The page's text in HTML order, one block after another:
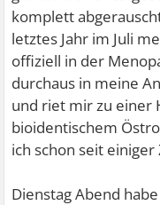
komplett
letztes Jahr im Juli
offiziell in der
durchaus in meine
und riet mir zu einer
bioidentischem
ich schon seit einiger
Dienstag Abend